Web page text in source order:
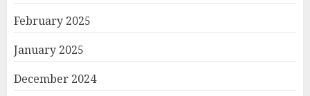
February 2025
January 2025
December 2024